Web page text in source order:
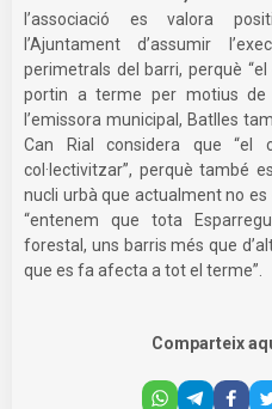
l’associació es valora
l’Ajuntament d’assumir
perimetrals del barri, perquè
portin a terme per motius de
l’emissora municipal, Batlles
Can Rial considera que “el
col·lectivitzar”, perquè també
nucli urbà que actualment no
“entenem que tota
forestal, uns barris més que
que es fa afecta a tot el terme”.
Comparteix